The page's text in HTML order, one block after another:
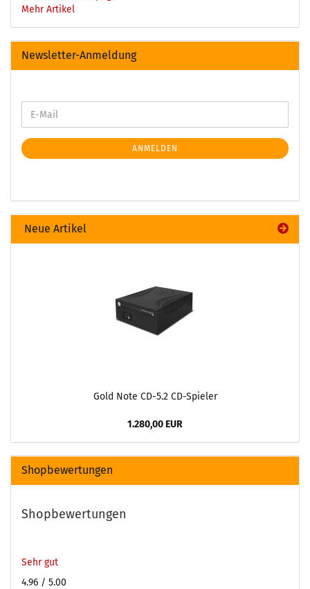
Mehr Artikel
Newsletter-Anmeldung
ANMELDEN
Neue Artikel
Gold Note CD-5.2 CD-Spieler
1.280,00 EUR
Shopbewertungen
Shopbewertungen
Sehr gut
4.96 / 5.00